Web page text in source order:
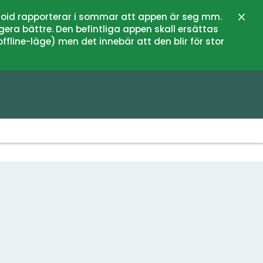
rapporterar i sommar att appen är seg mm.
bättre. Den befintliga appen skall ersättas
läge) men det innebär att den blir för stor